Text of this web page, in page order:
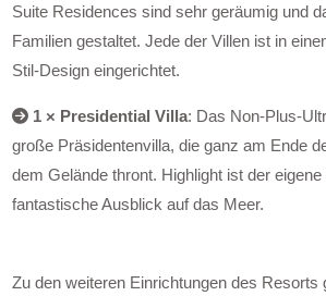
Suite Residences sind sehr geräumig und
Familien gestaltet. Jede der Villen ist in
Stil-Design eingerichtet.
1 × Presidential Villa: Das Non-Plus-
große Präsidentenvilla, die ganz am Ende
dem Gelände thront. Highlight ist der
fantastische Ausblick auf das Meer.
Zu den weiteren Einrichtungen des Resorts